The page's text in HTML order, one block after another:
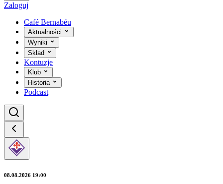
Zaloguj
Café Bernabéu
Aktualności
Wyniki
Skład
Kontuzje
Klub
Historia
Podcast
08.08.2026 19:00